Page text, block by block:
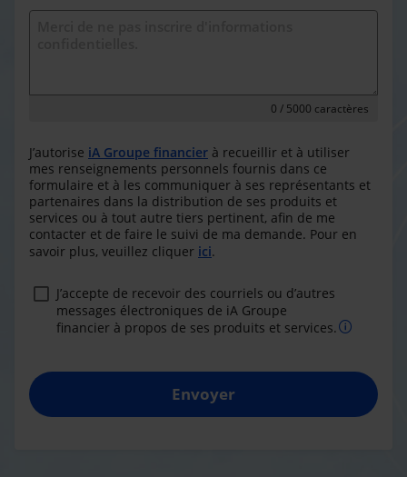
0 / 5000 caractères
J’autorise iA Groupe financier à recueillir et à utiliser
mes renseignements personnels fournis dans ce
formulaire et à les communiquer à ses représentants et
partenaires dans la distribution de ses produits et
services ou à tout autre tiers pertinent, afin de me
contacter et de faire le suivi de ma demande. Pour en
savoir plus, veuillez cliquer ici.
J’accepte de recevoir des courriels ou d’autres
messages électroniques de iA Groupe
financier à propos de ses produits et services.
Envoyer